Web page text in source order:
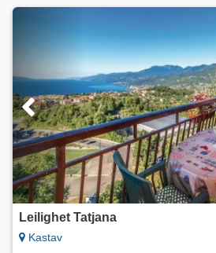
Leilighet Tatjana
Kastav